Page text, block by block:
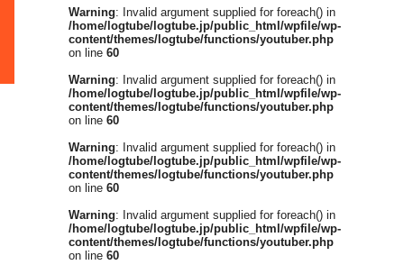
Warning: Invalid argument supplied for foreach() in
/home/logtube/logtube.jp/public_html/wpfile/wp-
content/themes/logtube/functions/youtuber.php
on line 60
Warning: Invalid argument supplied for foreach() in
/home/logtube/logtube.jp/public_html/wpfile/wp-
content/themes/logtube/functions/youtuber.php
on line 60
Warning: Invalid argument supplied for foreach() in
/home/logtube/logtube.jp/public_html/wpfile/wp-
content/themes/logtube/functions/youtuber.php
on line 60
Warning: Invalid argument supplied for foreach() in
/home/logtube/logtube.jp/public_html/wpfile/wp-
content/themes/logtube/functions/youtuber.php
on line 60